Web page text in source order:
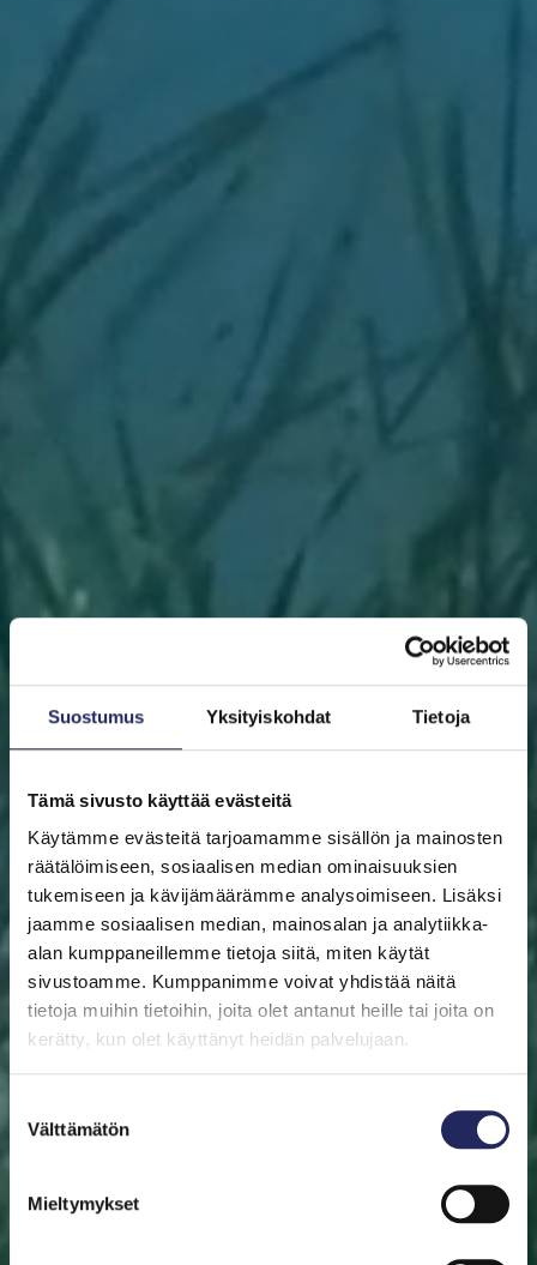
Suostumus Yksityiskohdat Tietoja
Tämä sivusto käyttää evästeitä
Käytämme evästeitä tarjoamamme sisällön ja mainosten
räätälöimiseen, sosiaalisen median ominaisuuksien
tukemiseen ja kävijämäärämme analysoimiseen. Lisäksi
jaamme sosiaalisen median, mainosalan ja analytiikka-
alan kumppaneillemme tietoja siitä, miten käytät
sivustoamme. Kumppanimme voivat yhdistää näitä
tietoja muihin tietoihin, joita olet antanut heille tai joita on
kerätty, kun olet käyttänyt heidän palvelujaan.
valinta
Välttämätön
Mieltymykset
ETUSIVU AUTA ITÄMERTA LAHJOITA
PELASTA
PALA
Auta pelastamaan Itämeri. Pala Itämerta on myös
saajalle tärkeän merialueen luota. Halutessasi saat